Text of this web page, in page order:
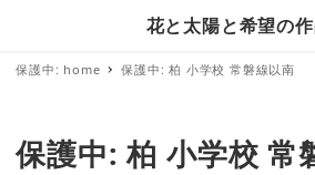
花と太陽と希望の
保護中: home 保護中: 柏 小学校 常磐線以南
保護中: 柏 小学校 常